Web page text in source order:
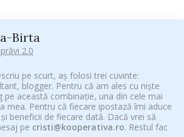
Birta
2.0
pe scurt, aș folosi trei cuvinte:
blogger. Pentru că am ales cu niște
pe această combinație, una din cele mai
mea. Pentru că fiecare ipostază îmi aduce
beneficii de fiecare dată. Dacă vrei să
pe cristi@kooperativa.ro. Restul fac